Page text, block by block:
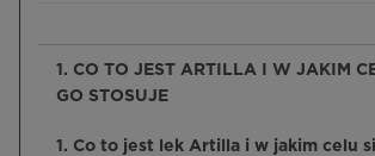
1. CO TO JEST ARTILLA I W JAKIM
GO STOSUJE
1. Co to jest lek Artilla i w jakim celu